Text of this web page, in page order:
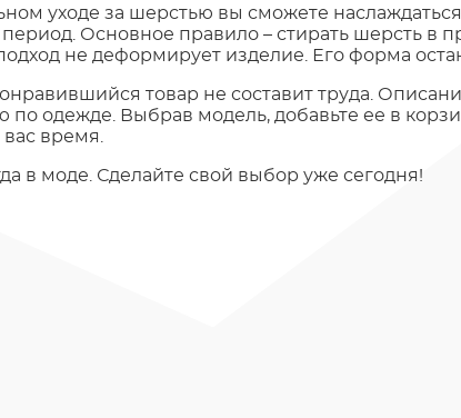
уходе за шерстью вы сможете
Основное правило – стирать шерсть в
не деформирует изделие. Его форма
товар не составит труда.
одежде. Выбрав модель, добавьте ее в
время.
в моде. Сделайте свой выбор уже сегодня!